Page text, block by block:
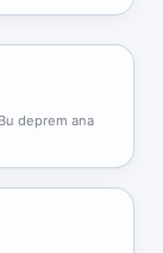
deprem ana